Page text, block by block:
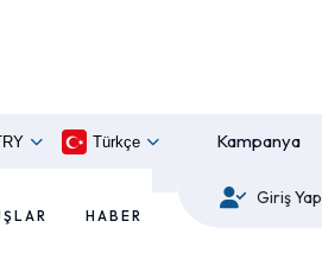
Türkçe Kampanya
HABER
Giriş Yap